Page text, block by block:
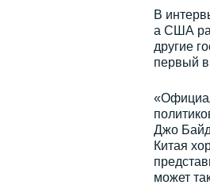
В
а США
другие
первый
Джо
Китая
может